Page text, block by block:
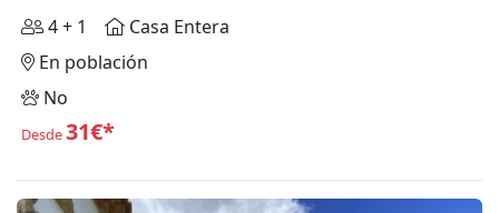
4 + 1
Casa Entera
En población
No
Desde31€*